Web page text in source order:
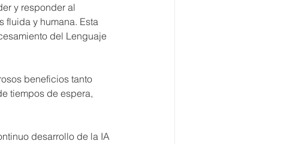
y responder al
fluida y humana. Esta
del Lenguaje
beneficios tanto
tiempos de espera,
desarrollo de la IA